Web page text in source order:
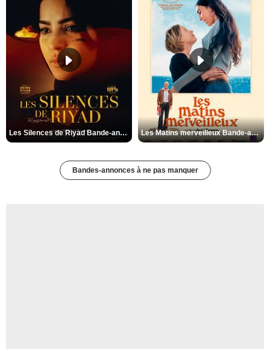
Les Silences de Riyad Bande-annonce VO STFR Les Matins merveilleux Bande-annonce VF
Bandes-annonces à ne pas manquer